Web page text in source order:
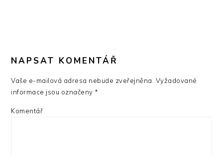
NAPSAT KOMENTÁŘ
Vaše e-mailová adresa nebude zveřejněna. Vyžadované
informace jsou označeny *
Komentář